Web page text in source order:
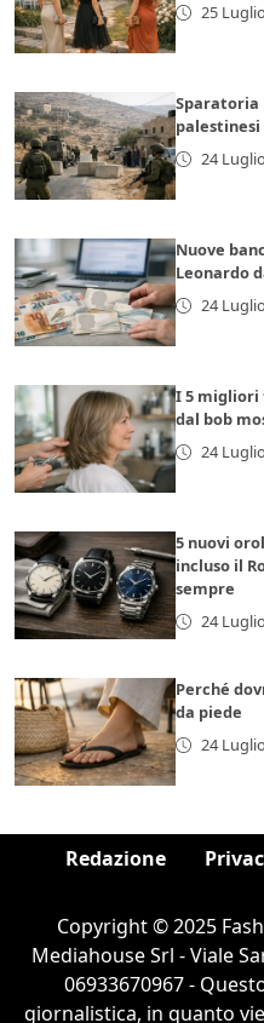
25
Sparatoria
24
Nuove
Leonardo
24
I 5
dal bob
24
5 nuovi
incluso il
sempre
24
Perché
da piede
24
Redazione
Copyright © 2025
Mediahouse Srl - Viale
06933670967 -
giornalistica, in quanto